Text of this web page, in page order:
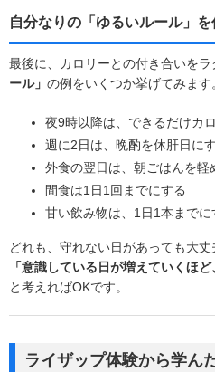
自分なりの「ゆるいルール」
最後に、カロリーとの付き合いを
ール」 の例をいくつか挙げてみます
夜9時以降は、できるだけカ
週に2日は、晩酌を休肝日に
外食の翌日は、朝ごはんを軽
間食は1日1回までにする
甘い飲み物は、1日1本までに
どれも、守れない日があっても大丈
「意識している日が増えていくほ
と考えればOKです。
ライザップ体験から学ん